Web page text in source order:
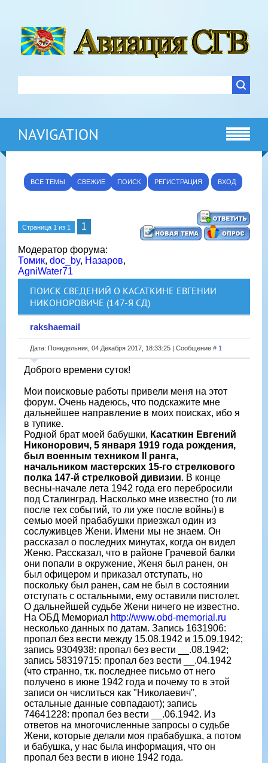
NAVIGATION
ВСЕ ТЕМЫ СВЕЖИЕ ПОИСК РЕГИСТРАЦИЯ ВХОД
Страница 1 из 1 1
Модератор форума:
Томик, doc_by, Назаров,
AgniWater71
ПОИСК СВЕДЕНИЙ О КАСАТКИНЕ ЕВГЕНИИ
НИКОНОРОВИЧЕ (147-Я СД)
rakshaemail
Дата: Понедельник, 04 Декабря 2017, 18:33:25 | Сообщение # 1
Доброго времени суток!
Мои поисковые работы привели меня на этот
форум. Очень надеюсь, что подскажите мне
дальнейшее направление в моих поисках, ибо я
в тупике.
Родной брат моей бабушки, Касаткин Евгений
Никонорович, 5 января 1919 года рождения,
был военным техником II ранга,
начальником мастерских 15-го стрелкового
полка 147-й стрелковой дивизии. В конце
весны-начале лета 1942 года его перебросили
под Сталинград. Насколько мне известно (то ли
после тех событий, то ли уже после войны) в
семью моей прабабушки приезжал один из
сослуживцев Жени. Имени мы не знаем. Он
рассказал о последних минутах, когда он видел
Женю. Рассказал, что в районе Грачевой балки
они попали в окружение, Женя был ранен, он
был офицером и приказал отступать, но
поскольку был ранен, сам не был в состоянии
отступать с остальными, ему оставили пистолет.
О дальнейшей судьбе Жени ничего не известно.
На ОБД Мемориал http://www.obd-memorial.ru
несколько данных по датам. Запись 1631906:
пропал без вести между 15.08.1942 и 15.09.1942;
запись 9304938: пропал без вести __.08.1942;
запись 58319715: пропал без вести __.04.1942
(что странно, т.к. последнее письмо от него
получено в июне 1942 года и почему то в этой
записи он числиться как "Николаевич",
остальные данные совпадают); запись
74641228: пропал без вести __.06.1942. Из
ответов на многочисленные запросы о судьбе
Жени, которые делали моя прабабушка, а потом
и бабушка, у нас была информация, что он
пропал без вести в июне 1942 года.